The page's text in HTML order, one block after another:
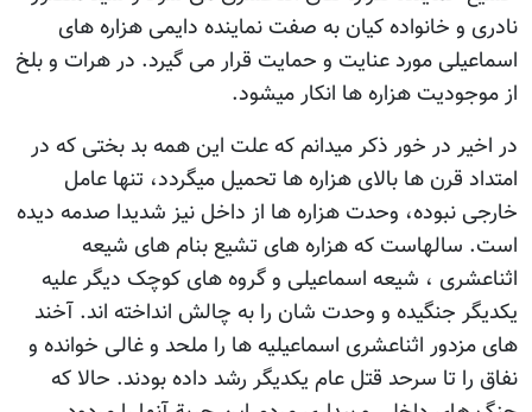
نادری و خانواده کیان به صفت نماینده دایمی هزاره های
اسماعیلی مورد عنایت و حمایت قرار می گیرد. در هرات و بلخ
از موجودیت هزاره ها انکار میشود.
در اخیر در خور ذکر میدانم که علت این همه بد بختی که در
امتداد قرن ها بالای هزاره ها تحمیل میگردد، تنها عامل
خارجی نبوده، وحدت هزاره ها از داخل نیز شدیدا صدمه دیده
است. سالهاست که هزاره های تشیع بنام های شیعه
اثناعشری ، شیعه اسماعیلی و گروه های کوچک دیگر علیه
یکدیگر جنگیده و وحدت شان را به چالش انداخته اند. آخند
های مزدور اثناعشری اسماعیلیه ها را ملحد و غالی خوانده و
نفاق را تا سرحد قتل عام یکدیگر رشد داده بودند. حالا که